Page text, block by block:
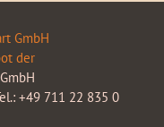
GmbH
der
+49 711 22 835 0